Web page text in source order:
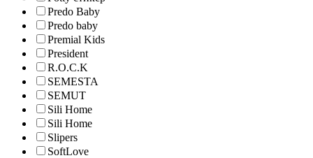
Predo Baby
Predo baby
Premial Kids
President
R.O.C.K
SEMESTA
SEMUT
Sili Home
Sili Home
Slipers
SoftLove